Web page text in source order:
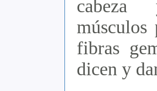
músculos
fibras
dicen y